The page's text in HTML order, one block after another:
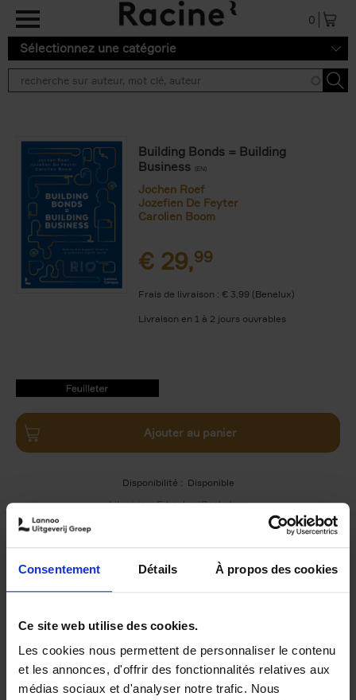
Consentement Détails À propos des cookies
Ce site web utilise des cookies.
Les cookies nous permettent de personnaliser le contenu
et les annonces, d'offrir des fonctionnalités relatives aux
médias sociaux et d'analyser notre trafic. Nous
Aller au contenu principal
0
Sélectionnez une catégorie
Building Bonds = Building
Business (EN)
Jochen Roef
Jozefien De Feyter
Carolien Boom
€ 29,99
Frais de livraison : € 3,99 (Benelux)
Livraison en 1 à 2 jours ouvrables
9789020964233.PDF
9789020964233.PDF
Ajouter au panier
Disponibilité : Disponible
Librairie
E-book iBookstore
Du même auteur